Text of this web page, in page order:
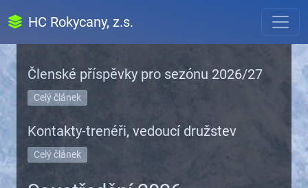
HC Rokycany, z.s.
Členské příspěvky pro sezónu 2026/27
Celý článek
Kontakty-trenéři, vedoucí družstev
Celý článek